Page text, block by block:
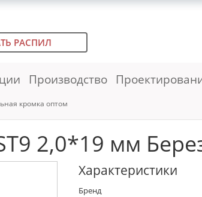
РАСПИЛ
Производство
кромка оптом
2,0*19 мм
Характеристики
Бренд